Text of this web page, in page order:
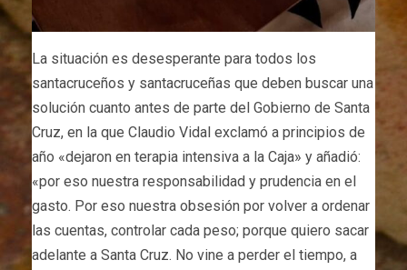
La situación es desesperante para todos los
santacruceños y santacruceñas que deben buscar una
solución cuanto antes de parte del Gobierno de Santa
Cruz, en la que Claudio Vidal exclamó a principios de
año «dejaron en terapia intensiva a la Caja» y añadió:
«por eso nuestra responsabilidad y prudencia en el
gasto. Por eso nuestra obsesión por volver a ordenar
las cuentas, controlar cada peso; porque quiero sacar
adelante a Santa Cruz. No vine a perder el tiempo, a